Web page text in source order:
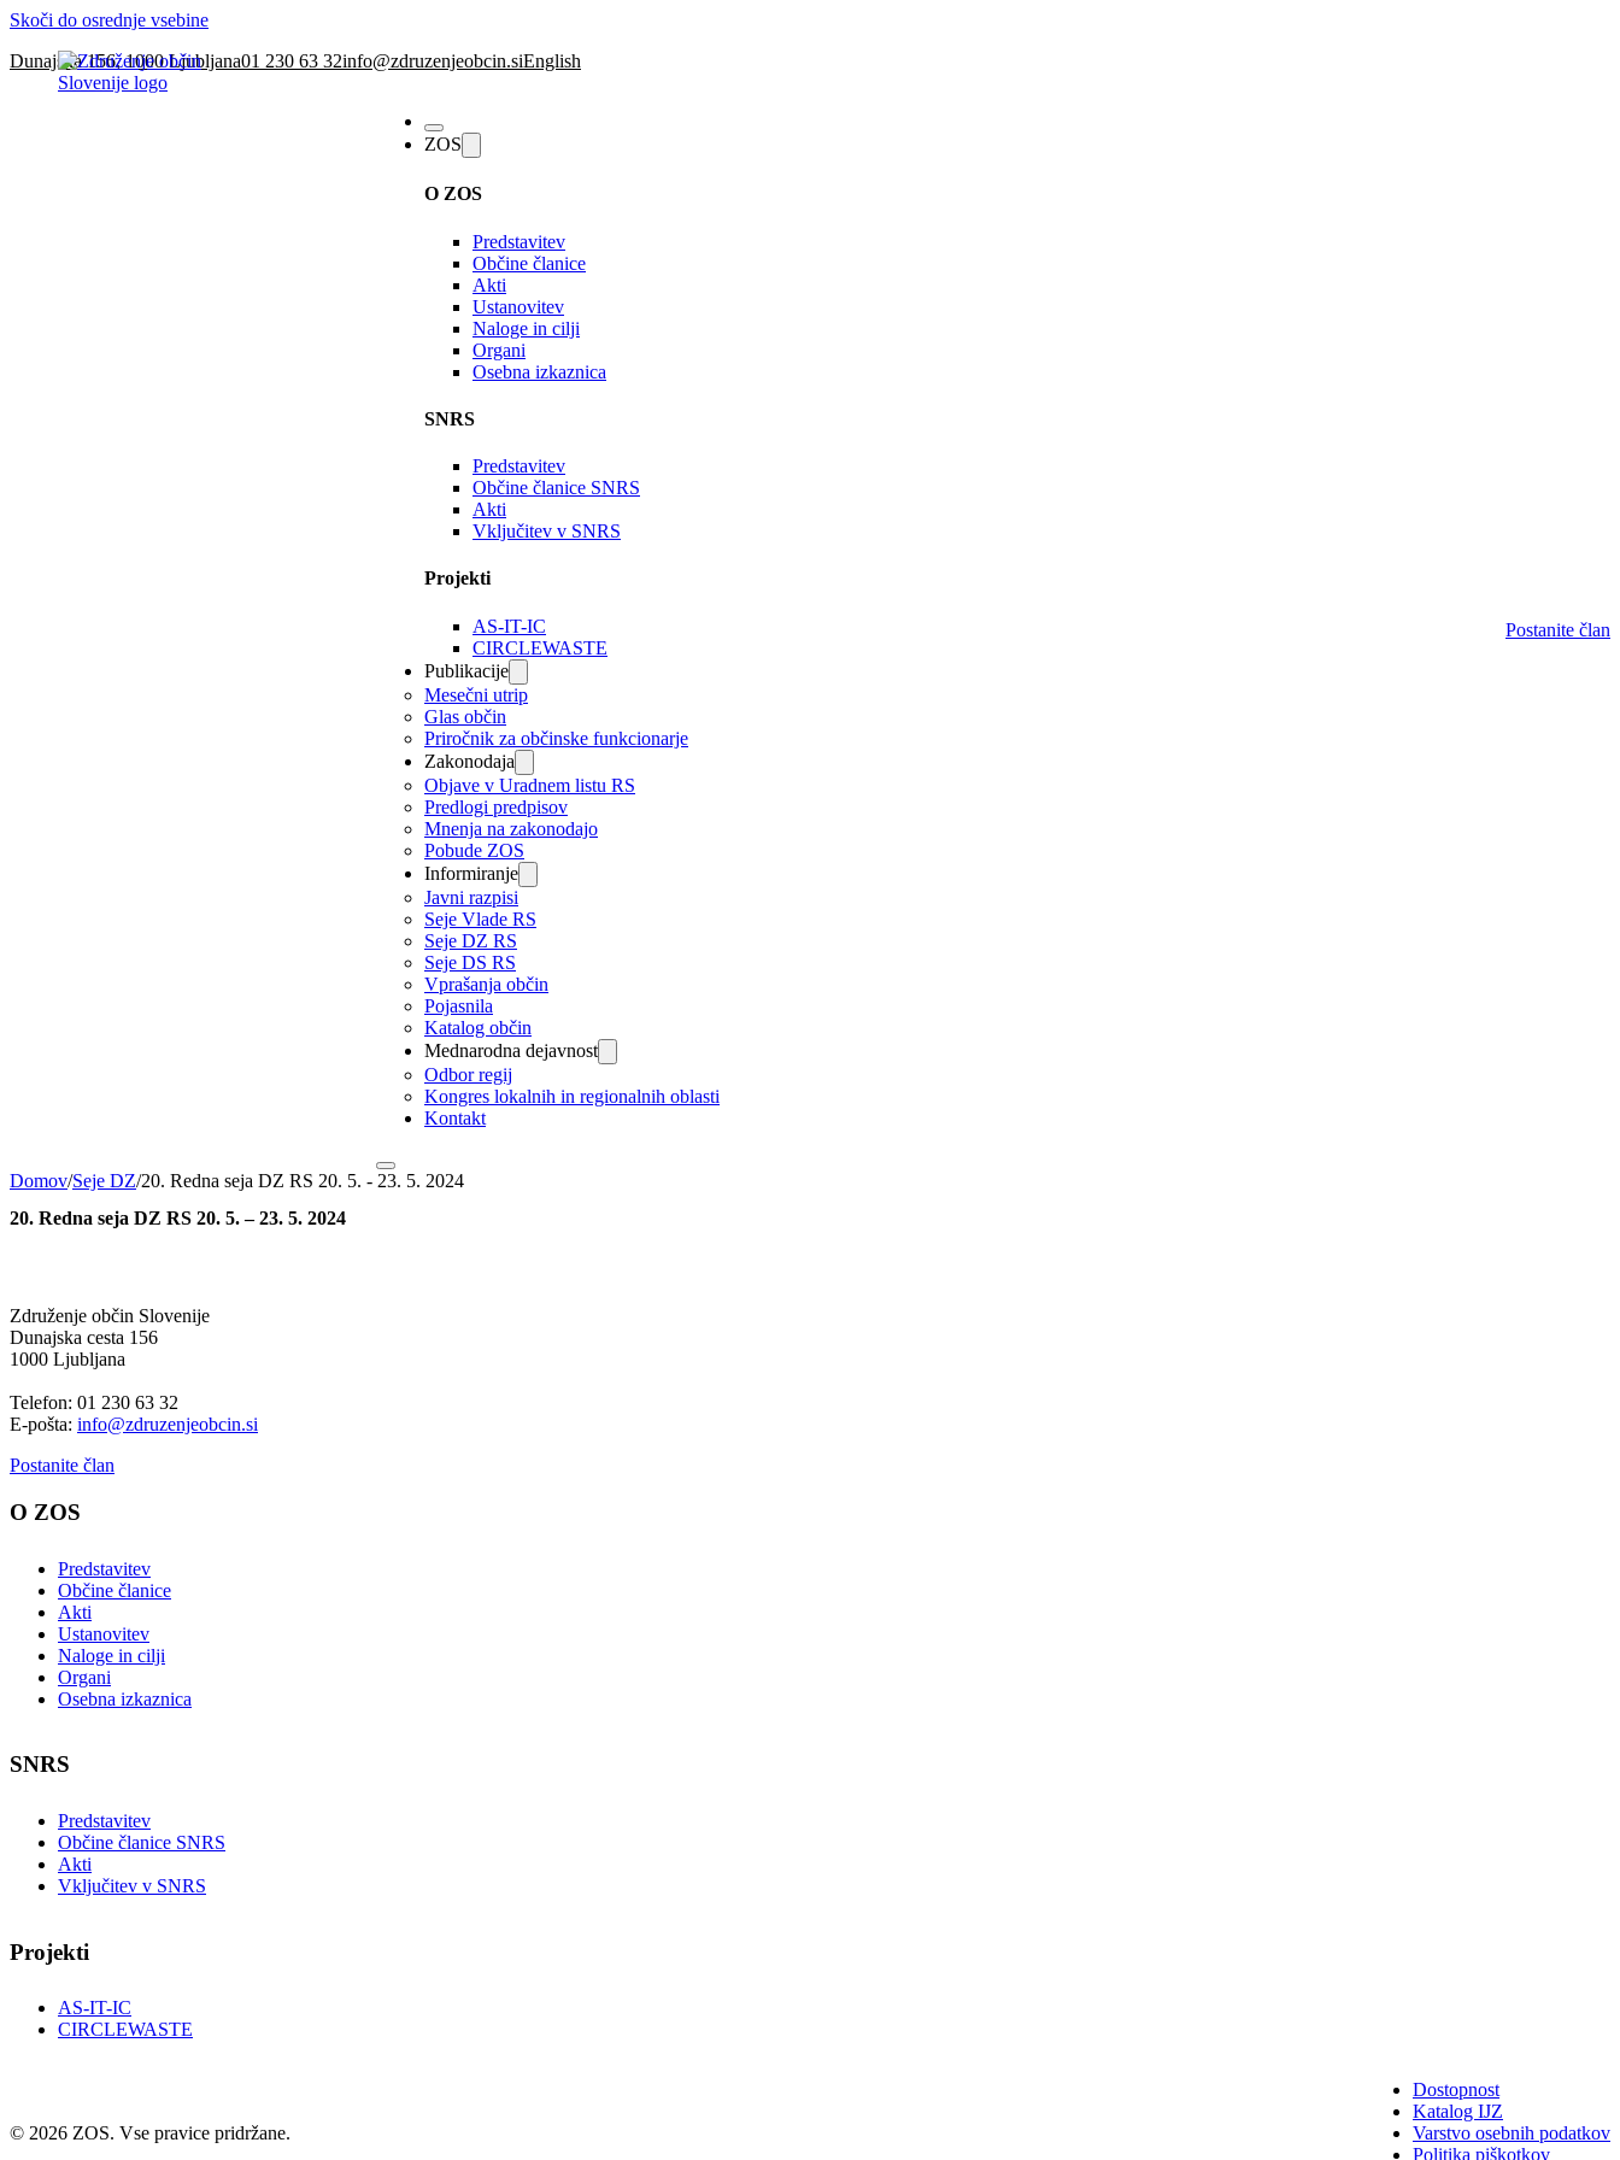
Skoči do osrednje vsebine
Dunajska 156, 1000 Ljubljana01 230 63 32info@zdruzenjeobcin.siEnglish
ZOS
O ZOS
Predstavitev
Občine članice
Akti
Ustanovitev
Naloge in cilji
Organi
Osebna izkaznica
SNRS
Predstavitev
Občine članice SNRS
Akti
Vključitev v SNRS
Projekti
AS-IT-IC
CIRCLEWASTE
Publikacije
Mesečni utrip
Glas občin
Priročnik za občinske funkcionarje
Zakonodaja
Objave v Uradnem listu RS
Predlogi predpisov
Mnenja na zakonodajo
Pobude ZOS
Informiranje
Javni razpisi
Seje Vlade RS
Seje DZ RS
Seje DS RS
Vprašanja občin
Pojasnila
Katalog občin
Mednarodna dejavnost
Odbor regij
Kongres lokalnih in regionalnih oblasti
Kontakt
Postanite član
Domov/Seje DZ/20. Redna seja DZ RS 20. 5. - 23. 5. 2024
20. Redna seja DZ RS 20. 5. – 23. 5. 2024
Združenje občin Slovenije
Dunajska cesta 156
1000 Ljubljana
Telefon: 01 230 63 32
E-pošta: info@zdruzenjeobcin.si
Postanite član
O ZOS
Predstavitev
Občine članice
Akti
Ustanovitev
Naloge in cilji
Organi
Osebna izkaznica
SNRS
Predstavitev
Občine članice SNRS
Akti
Vključitev v SNRS
Projekti
AS-IT-IC
CIRCLEWASTE
© 2026 ZOS. Vse pravice pridržane.
Dostopnost
Katalog IJZ
Varstvo osebnih podatkov
Politika piškotkov